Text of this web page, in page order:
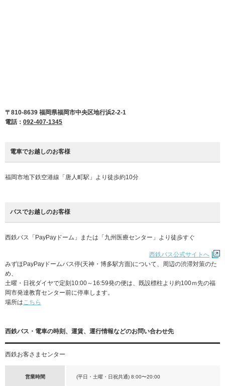
〒810-8639 福岡県福岡市中央区地行浜2-2-1
電話： 092-407-1345
電車でお越しのお客様
福岡市地下鉄空港線「唐人町駅」より徒歩約10分
バスでお越しのお客様
西鉄バス「PayPayドーム」または「九州医療センター」より徒歩すぐ
西鉄バス公式サイトへ
みずほPayPayドームバス停(天神・博多駅方面)について、周辺の渋滞対策のた
め、
土曜・日祝ダイヤで定刻10:00～16:59発の便は、既設標柱より約100ｍ先の福
岡市発達教育センター前に停車します。
場所は こちら
西鉄バス・電車の時刻、運賃、運行情報などのお問い合わせ先
西鉄お客さまセンター
営業時間 (平日・土曜・日祝共通) 8:00〜20:00